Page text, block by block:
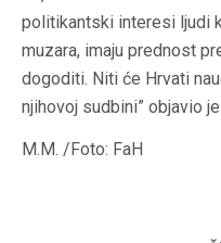
politikantski interesi ljudi
muzara, imaju prednost
dogoditi. Niti će Hrvati
njihovoj sudbini” objavio
M.M. /Foto: FaH